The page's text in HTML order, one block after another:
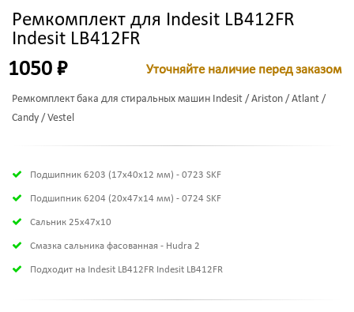
Ремкомплект для Indesit LB412FR
Indesit LB412FR
1050 ₽ Уточняйте наличие перед заказом
Ремкомплект бака для стиральных машин Indesit / Ariston / Atlant /
Candy / Vestel
Подшипник 6203 (17х40х12 мм) - 0723 SKF
Подшипник 6204 (20х47х14 мм) - 0724 SKF
Сальник 25x47x10
Смазка сальника фасованная - Hudra 2
Подходит на Indesit LB412FR Indesit LB412FR